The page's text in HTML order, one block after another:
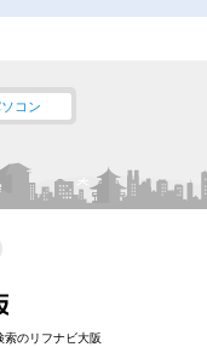
コン
のリフナビ大阪